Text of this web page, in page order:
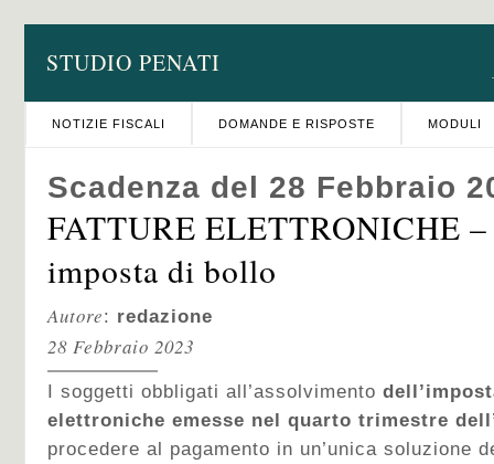
STUDIO PENATI
NOTIZIE FISCALI DOMANDE E RISPOSTE MODULI
Scadenza del 28 Febbraio
FATTURE ELETTRONICHE –
imposta di bollo
Autore: redazione
28 Febbraio 2023
I soggetti obbligati all’assolvimento
elettroniche emesse nel quarto trimestre
procedere al pagamento in un’unica soluzione